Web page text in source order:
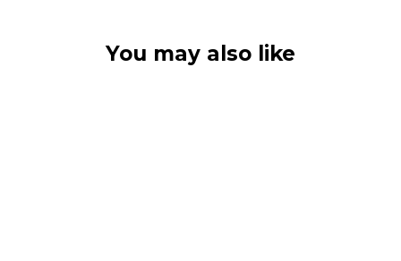
You may also like